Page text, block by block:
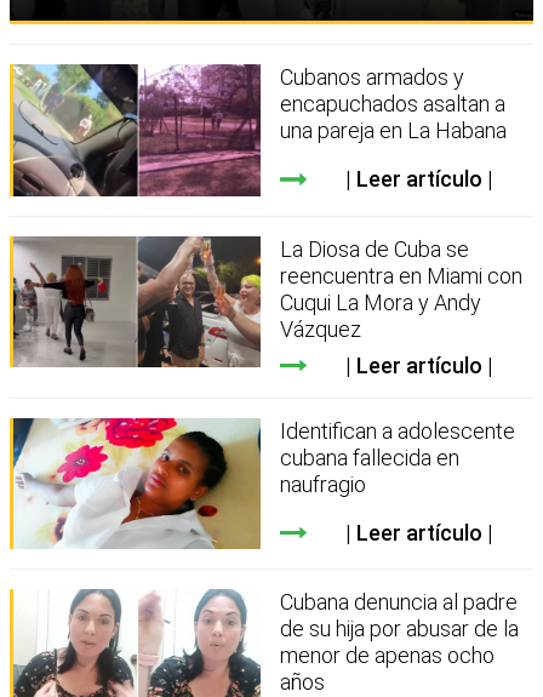
Cubanos armados y
encapuchados asaltan a
una pareja en La Habana
Leer artículo
La Diosa de Cuba se
reencuentra en Miami con
Cuqui La Mora y Andy
Vázquez
Leer artículo
Identifican a adolescente
cubana fallecida en
naufragio
Leer artículo
Cubana denuncia al padre
de su hija por abusar de la
menor de apenas ocho
años